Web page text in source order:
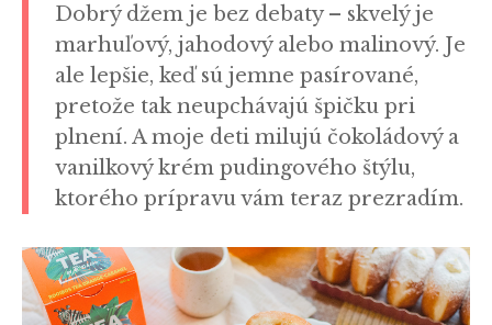
Dobrý džem je bez debaty – skvelý je
marhuľový, jahodový alebo malinový. Je
ale lepšie, keď sú jemne pasírované,
pretože tak neupchávajú špičku pri
plnení. A moje deti milujú čokoládový a
vanilkový krém pudingového štýlu,
ktorého prípravu vám teraz prezradím.